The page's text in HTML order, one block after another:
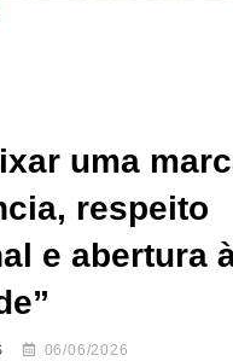
uma
respeito
e abertura
06/06/2026